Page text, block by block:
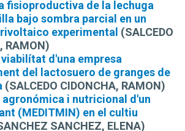
fisioproductiva de la lechuga
bajo sombra parcial en un
experimental (SALCEDO
RAMON)
d'una empresa
del lactosuero de granges de
(SALCEDO CIDONCHA, RAMON)
i nutricional d'un
(MEDITMIN) en el cultiu
SANCHEZ, ELENA)